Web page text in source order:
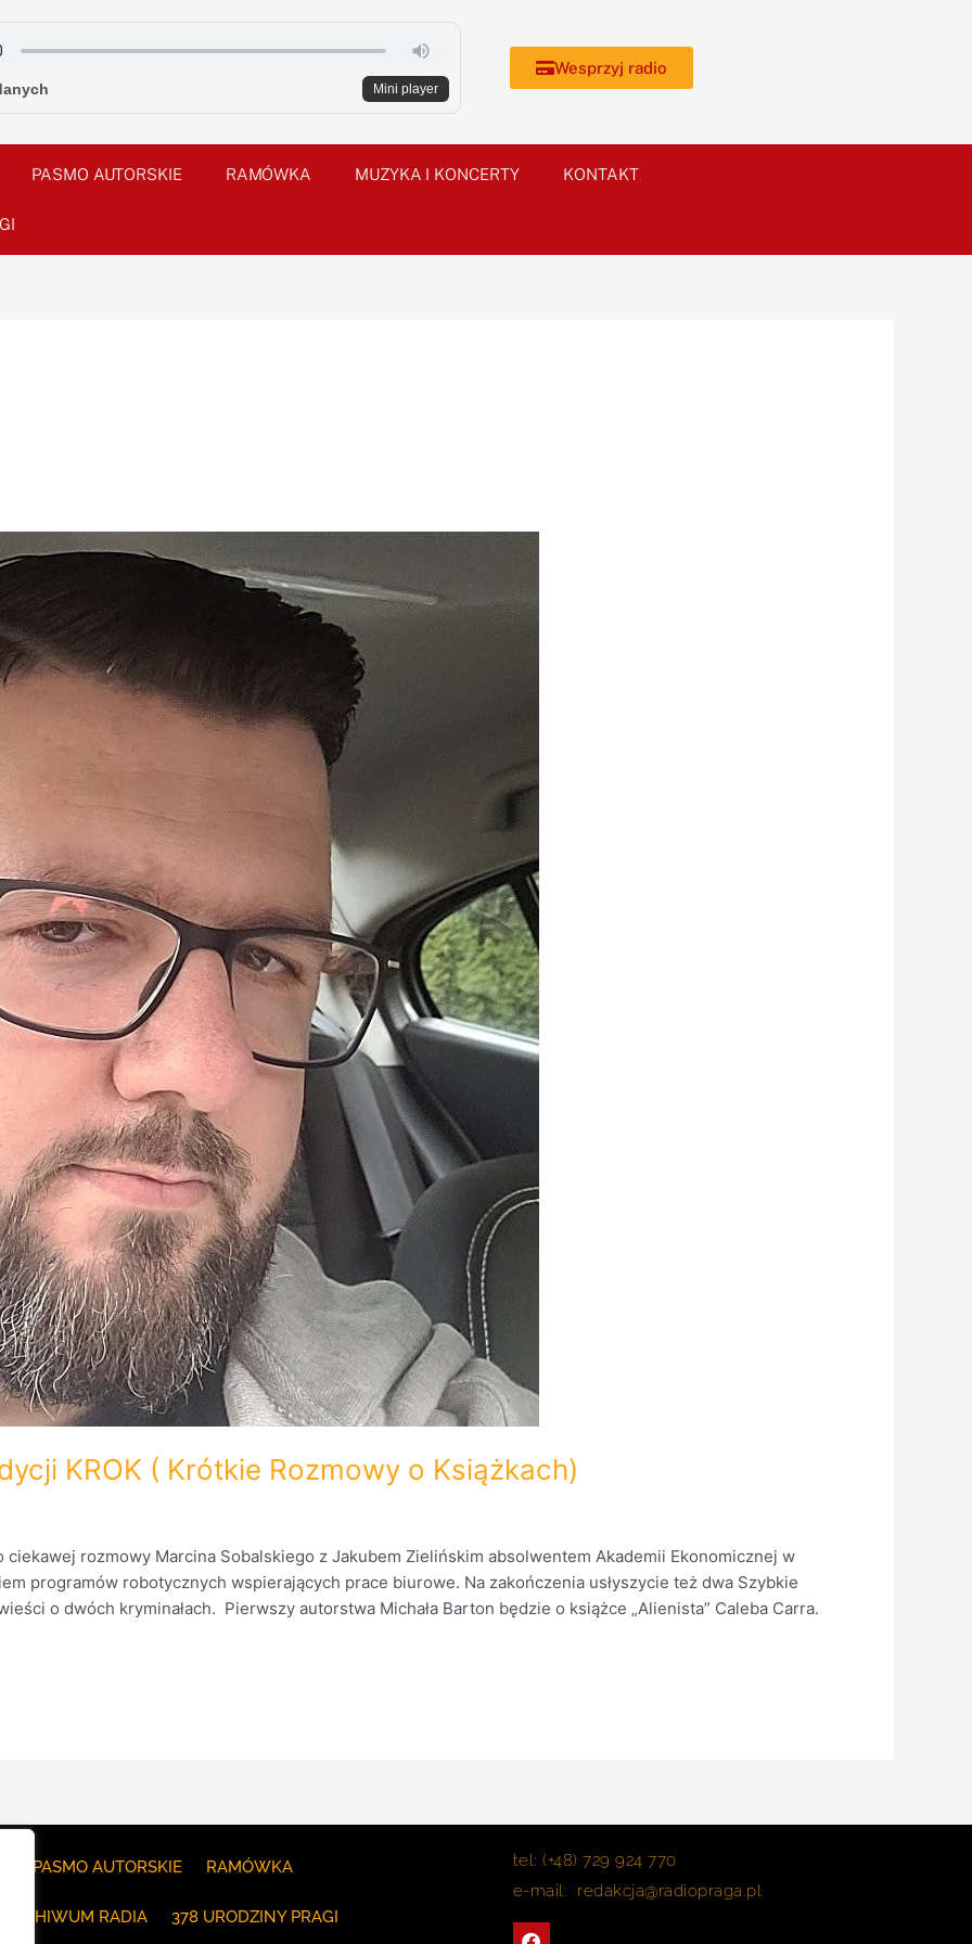
Mini player
Wesprzyj radio
PASMO AUTORSKIE RAMÓWKA MUZYKA I KONCERTY KONTAKT
KROK ( Krótkie Rozmowy o Książkach)
ciekawej rozmowy Marcina Sobalskiego z Jakubem Zielińskim absolwentem Akademii Ekonomicznej w
programów robotycznych wspierających prace biurowe. Na zakończenia usłyszycie też dwa Szybkie
o dwóch kryminałach. Pierwszy autorstwa Michała Barton będzie o książce „Alienista” Caleba Carra.
PASMO AUTORSKIE RAMÓWKA
ARCHIWUM RADIA 378 URODZINY PRAGI
tel: (+48) 729 924 770
e-mail: redakcja@radiopraga.pl
F